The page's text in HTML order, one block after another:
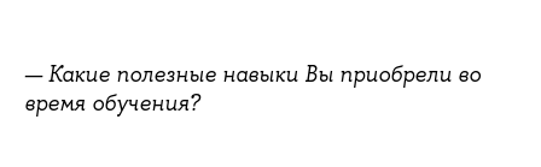
— Какие полезные навыки Вы приобрели во
время обучения?